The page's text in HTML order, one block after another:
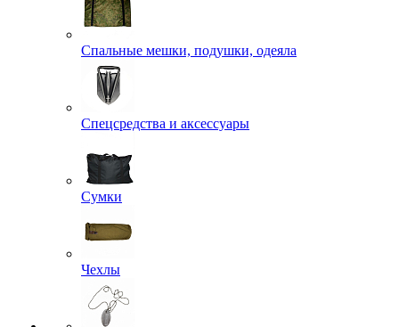
Спальные мешки, подушки, одеяла
Спецсредства и аксессуары
Сумки
Чехлы